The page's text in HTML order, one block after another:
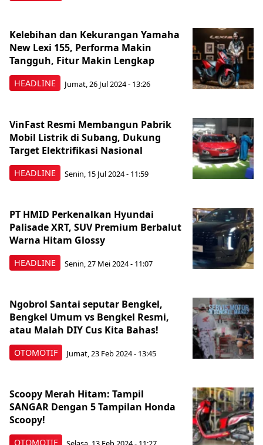
HEADLINE
Kelebihan dan Kekurangan Yamaha
New Lexi 155, Performa Makin
Tangguh, Fitur Makin Lengkap
Jumat, 26 Jul 2024 - 13:26
HEADLINE
VinFast Resmi Membangun Pabrik
Mobil Listrik di Subang, Dukung
Target Elektrifikasi Nasional
Senin, 15 Jul 2024 - 11:59
HEADLINE
PT HMID Perkenalkan Hyundai
Palisade XRT, SUV Premium Berbalut
Warna Hitam Glossy
Senin, 27 Mei 2024 - 11:07
OTOMOTIF
Ngobrol Santai seputar Bengkel,
Bengkel Umum vs Bengkel Resmi,
atau Malah DIY Cus Kita Bahas!
Jumat, 23 Feb 2024 - 13:45
OTOMOTIF
Scoopy Merah Hitam: Tampil
SANGAR Dengan 5 Tampilan Honda
Scoopy!